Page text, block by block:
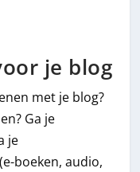
je blog
met je blog?
Ga je
je
boeken, audio,